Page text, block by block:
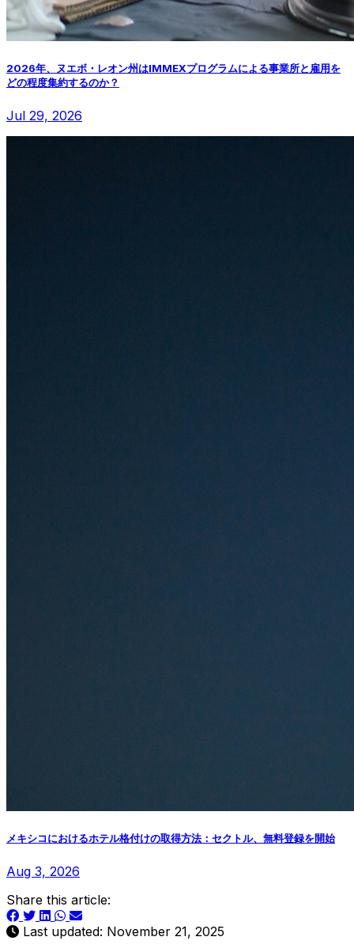
2026年、ヌエボ・レオン州はIMMEXプログラムによる事業所と雇用を
どの程度集約するのか？
Jul 29, 2026
メキシコにおけるホテル格付けの取得方法：セクトル、無料登録を開始
Aug 3, 2026
Share this article:
Last updated: November 21, 2025